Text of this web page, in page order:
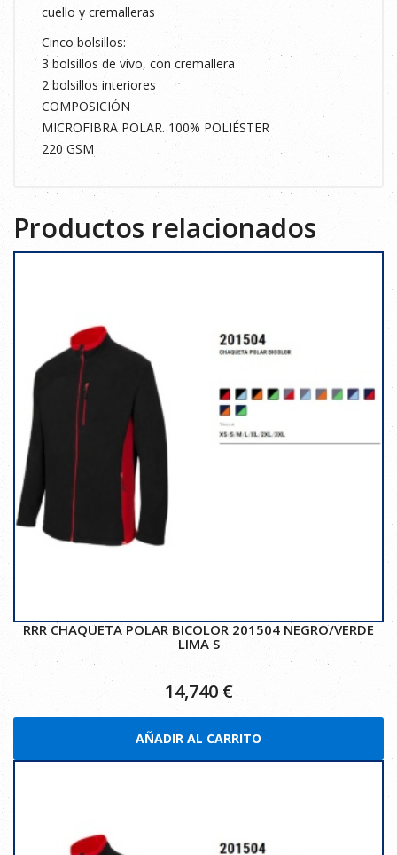
cuello y cremalleras
Cinco bolsillos:
3 bolsillos de vivo, con cremallera
2 bolsillos interiores
COMPOSICIÓN
MICROFIBRA POLAR. 100% POLIÉSTER
220 GSM
Productos relacionados
RRR CHAQUETA POLAR BICOLOR 201504 NEGRO/VERDE
LIMA S
14,740 €
AÑADIR AL CARRITO